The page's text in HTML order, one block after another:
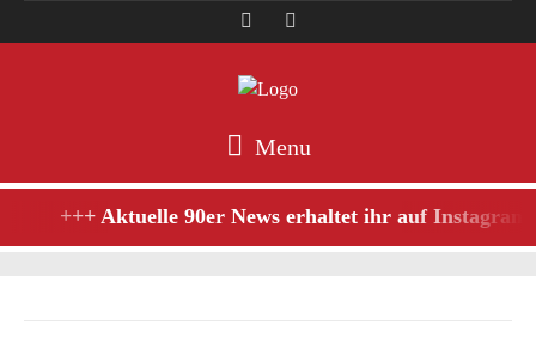
Menu
+++ Aktuelle 90er News erhaltet ihr auf